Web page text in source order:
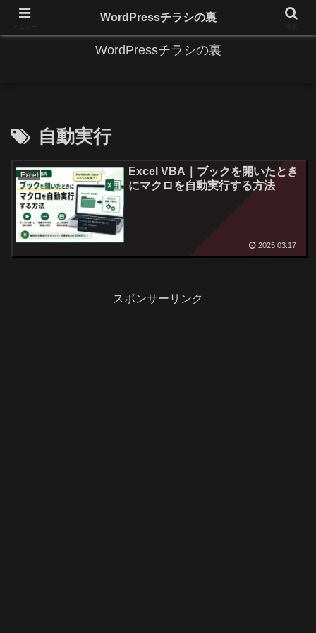
IT系に係る基礎的な情報と便利な使い方を更新します。
WordPressチラシの裏
自動実行
Excel
Excel VBA｜ブックを開いたとき
にマクロを自動実行する方法
2025.03.17
スポンサーリンク
WordPressチラシの裏